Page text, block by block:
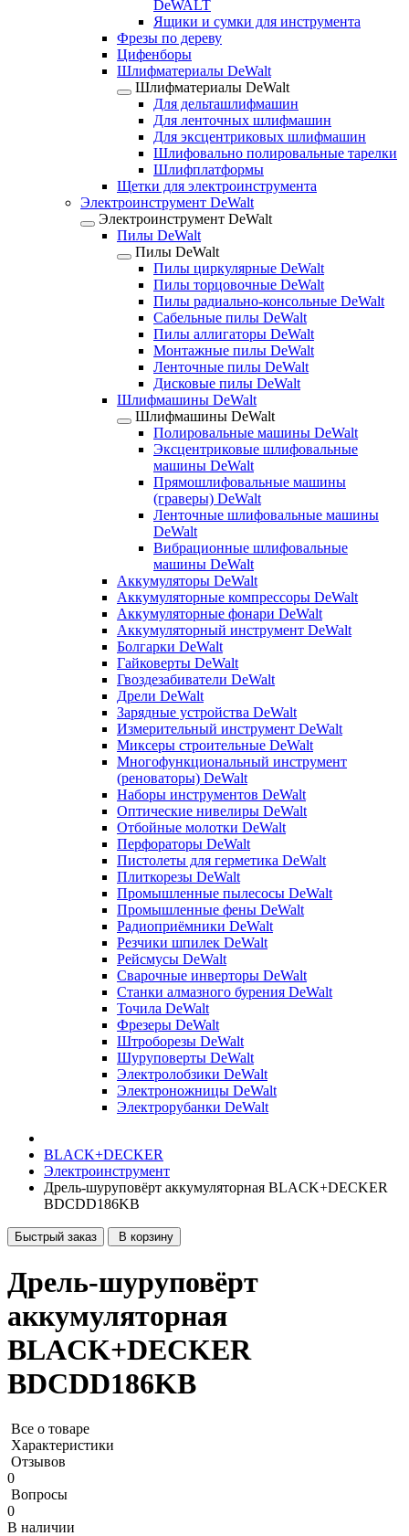
DeWALT
Ящики и сумки для инструмента
Фрезы по дереву
Цифенборы
Шлифматериалы DeWalt
Шлифматериалы DeWalt
Для дельташлифмашин
Для ленточных шлифмашин
Для эксцентриковых шлифмашин
Шлифовально полировальные тарелки
Шлифплатформы
Щетки для электроинструмента
Электроинструмент DeWalt
Электроинструмент DeWalt
Пилы DeWalt
Пилы DeWalt
Пилы циркулярные DeWalt
Пилы торцовочные DeWalt
Пилы радиально-консольные DeWalt
Сабельные пилы DeWalt
Пилы аллигаторы DeWalt
Монтажные пилы DeWalt
Ленточные пилы DeWalt
Дисковые пилы DeWalt
Шлифмашины DeWalt
Шлифмашины DeWalt
Полировальные машины DeWalt
Эксцентриковые шлифовальные
машины DeWalt
Прямошлифовальные машины
(граверы) DeWalt
Ленточные шлифовальные машины
DeWalt
Вибрационные шлифовальные
машины DeWalt
Аккумуляторы DeWalt
Аккумуляторные компрессоры DeWalt
Аккумуляторные фонари DeWalt
Аккумуляторный инструмент DeWalt
Болгарки DeWalt
Гайковерты DeWalt
Гвоздезабиватели DeWalt
Дрели DeWalt
Зарядные устройства DeWalt
Измерительный инструмент DeWalt
Миксеры строительные DeWalt
Многофункциональный инструмент
(реноваторы) DeWalt
Наборы инструментов DeWalt
Оптические нивелиры DeWalt
Отбойные молотки DeWalt
Перфораторы DeWalt
Пистолеты для герметика DeWalt
Плиткорезы DeWalt
Промышленные пылесосы DeWalt
Промышленные фены DeWalt
Радиоприёмники DeWalt
Резчики шпилек DeWalt
Рейсмусы DeWalt
Сварочные инверторы DeWalt
Станки алмазного бурения DeWalt
Точила DeWalt
Фрезеры DeWalt
Штроборезы DeWalt
Шуруповерты DeWalt
Электролобзики DeWalt
Электроножницы DeWalt
Электрорубанки DeWalt
BLACK+DECKER
Электроинструмент
Дрель-шуруповёрт аккумуляторная BLACK+DECKER
BDCDD186KB
Быстрый заказ В корзину
Дрель-шуруповёрт
аккумуляторная
BLACK+DECKER
BDCDD186KB
Все о товаре
Характеристики
Отзывов
0
Вопросы
0
В наличии